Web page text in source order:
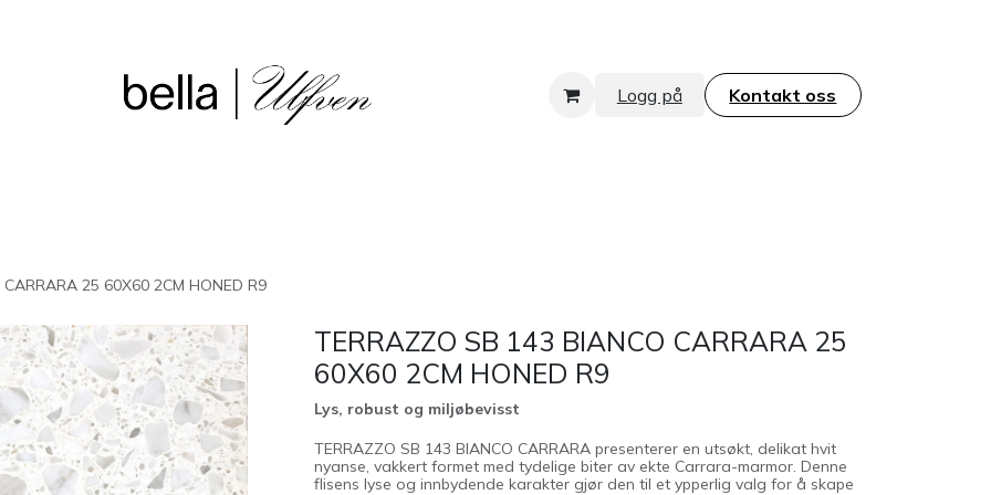
Logg på Kontakt oss​​​​​​​
25 60X60 2CM HONED R9
TERRAZZO SB 143 BIANCO CARRARA 25
60X60 2CM HONED R9
Lys, robust og miljøbevisst
TERRAZZO SB 143 BIANCO CARRARA presenterer en utsøkt, delikat hvit
nyanse, vakkert formet med tydelige biter av ekte Carrara-marmor. Denne
flisens lyse og innbydende karakter gjør den til et ypperlig valg for å skape